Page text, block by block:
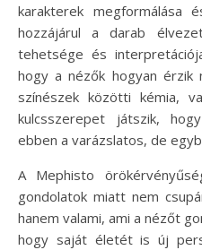
karakterek megformálása
hozzájárul a darab
tehetsége és
hogy a nézők hogyan
színészek közötti kémia,
kulcsszerepet játszik,
ebben a varázslatos, de
A Mephisto
gondolatok miatt nem
hanem valami, ami a nézőt
hogy saját életét is új